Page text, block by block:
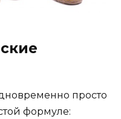
просто
формуле: